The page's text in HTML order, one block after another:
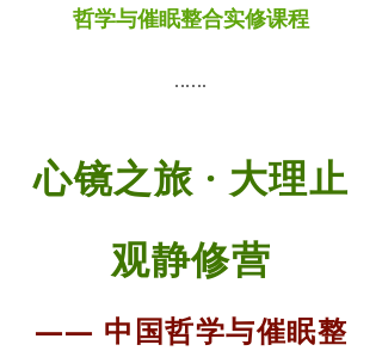
联系我们哲学与催眠整合实修课程
......
心镜之旅 · 大理止
观静修营
—— 中国哲学与催眠整